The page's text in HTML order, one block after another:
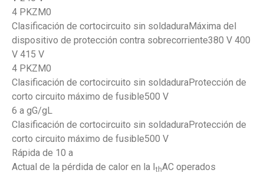
4 PKZM0
Clasificación de cortocircuito sin soldaduraMáxima del
dispositivo de protección contra sobrecorriente380 V 400
V 415 V
4 PKZM0
Clasificación de cortocircuito sin soldaduraProtección de
corto circuito máximo de fusible500 V
6 a gG/gL
Clasificación de cortocircuito sin soldaduraProtección de
corto circuito máximo de fusible500 V
Rápida de 10 a
Actual de la pérdida de calor en la IthAC operados